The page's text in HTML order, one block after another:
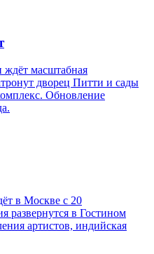
масштабная
дворец Питти и сады
Обновление
в Москве с 20
развернутся в Гостином
артистов, индийская